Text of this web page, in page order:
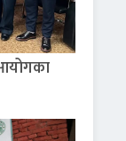
आयोगका